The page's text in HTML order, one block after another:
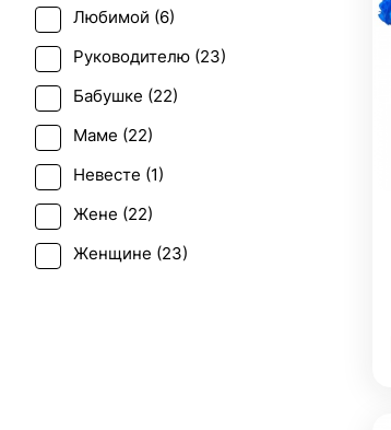
Татьянин день (
Юбилей (14)
Любимой (6)
Руководителю (23)
Бабушке (22)
Маме (22)
Невесте (1)
Жене (22)
Женщине (23)